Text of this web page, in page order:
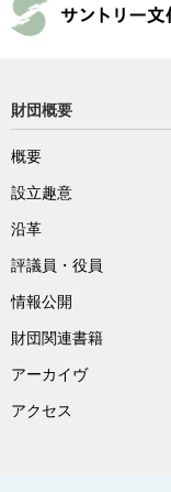
財団概要
概要
設立趣意
沿革
評議員・役員
情報公開
財団関連書籍
アーカイヴ
アクセス